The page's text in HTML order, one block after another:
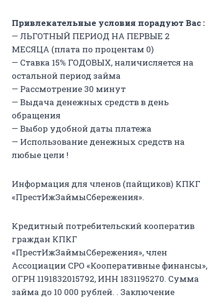
Привлекательные условия порадуют Вас :
— ЛЬГОТНЫЙ ПЕРИОД НА ПЕРВЫЕ 2
МЕСЯЦА (плата по процентам 0)
— Ставка 15% ГОДОВЫХ, наличисляется на
остальной период займа
— Рассмотрение 30 минут
— Выдача денежных средств в день
обращения
— Выбор удобной даты платежа
— Использование денежных средств на
любые цели !
​​​​​​Информация для членов (пайщиков) КПКГ
«ПрестИжЗаймыСбережения».
Кредитный потребительский кооператив
граждан КПКГ
«ПрестИжЗаймыСбережения», член
Ассоциации СРО «Кооперативные финансы»,
ОГРН 1191832015792, ИНН 1831195270. Сумма
займа до 10 000 рублей. . Заключение